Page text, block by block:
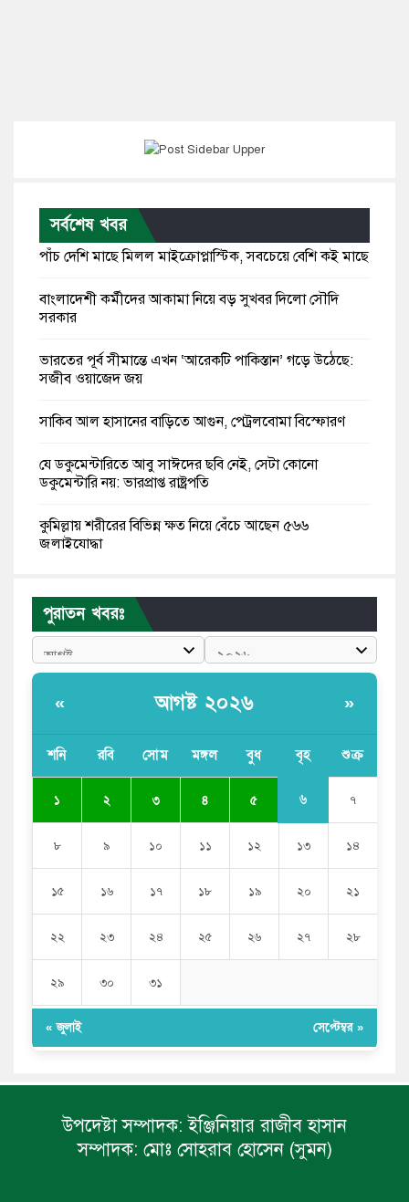
সর্বশেষ খবর
পাঁচ দেশি মাছে মিলল মাইক্রোপ্লাস্টিক, সবচেয়ে বেশি কই মাছে
বাংলাদেশী কর্মীদের আকামা নিয়ে বড় সুখবর দিলো সৌদি
সরকার
ভারতের পূর্ব সীমান্তে এখন ‘আরেকটি পাকিস্তান’ গড়ে উঠেছে:
সজীব ওয়াজেদ জয়
সাকিব আল হাসানের বাড়িতে আগুন, পেট্রলবোমা বিস্ফোরণ
যে ডকুমেন্টারিতে আবু সাঈদের ছবি নেই, সেটা কোনো
ডকুমেন্টারি নয়: ভারপ্রাপ্ত রাষ্ট্রপতি
কুমিল্লায় শরীরের বিভিন্ন ক্ষত নিয়ে বেঁচে আছেন ৫৬৬
জুলাইযোদ্ধা
পাটওয়ারী
শেখ হাসিনাকে আর রাখতে চাচ্ছে না ভারত: আসিফ মাহমুদ
জুলাই কোনো শ্রেণি বা গোষ্ঠীর নয়, এটি সর্বস্তরের মানুষের: ড.
ইউনূস
আলিয়া মাদ্রাসায় ছাত্রদল-শিবির সংঘর্ষ, হাতে পাইপ মাথায়
পুরাতন খবরঃ
« আগষ্ট ২০২৬ »
শনি রবি সোম মঙ্গল বুধ বৃহ শুক্র
১ ২ ৩ ৪ ৫ ৬ ৭
৮ ৯ ১০ ১১ ১২ ১৩ ১৪
১৫ ১৬ ১৭ ১৮ ১৯ ২০ ২১
২২ ২৩ ২৪ ২৫ ২৬ ২৭ ২৮
২৯ ৩০ ৩১
« জুলাই সেপ্টেম্বর »
উপদেষ্টা সম্পাদক: ইঞ্জিনিয়ার রাজীব হাসান
সম্পাদক: মোঃ সোহরাব হোসেন (সুমন)